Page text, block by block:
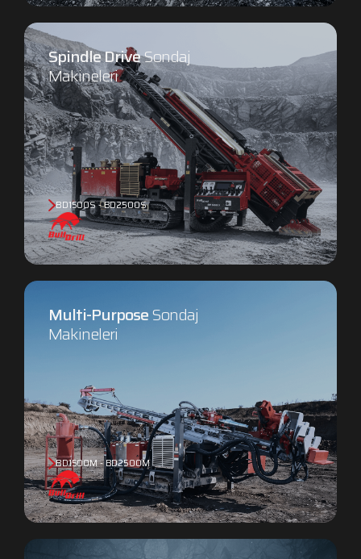
Spindle DriveSondaj
Makineleri
BD1500S - BD2500S
Multi-PurposeSondaj
Makineleri
BD1500M - BD2500M